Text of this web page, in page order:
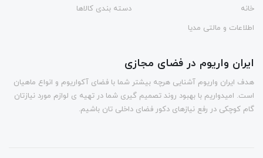
خانه
دسته بندی کالاها
اطلاعات و مالتی مدیا
ایران واریوم در فضای مجازی
هدف ایران واریوم آشنایی هرچه بیشتر شما با فضای آکواریوم و انواع ماهیان
است. امیدواریم با بهبود روند تصمیم گیری شما در تهیه ی لوازم مورد نیازتان
گام کوچکی در رفع نیازهای دکور فضای داخلی تان باشیم.